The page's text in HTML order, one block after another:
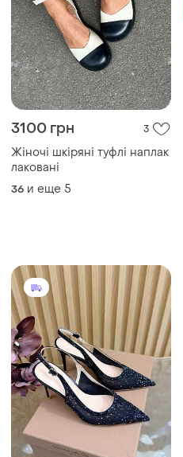
3100 грн 3
Жіночі шкіряні туфлі наплак
лаковані
36 и еще 5